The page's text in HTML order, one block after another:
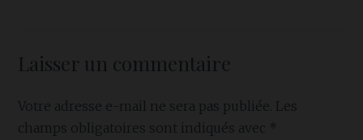
Laisser un commentaire
Votre adresse e-mail ne sera pas publiée. Les
champs obligatoires sont indiqués avec *